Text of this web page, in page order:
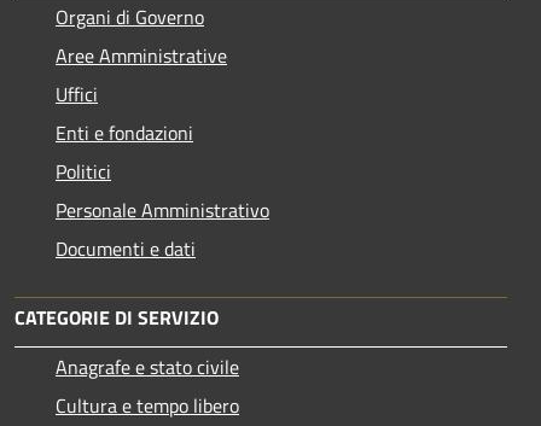
Organi di Governo
Aree Amministrative
Uffici
Enti e fondazioni
Politici
Personale Amministrativo
Documenti e dati
CATEGORIE DI SERVIZIO
Anagrafe e stato civile
Cultura e tempo libero